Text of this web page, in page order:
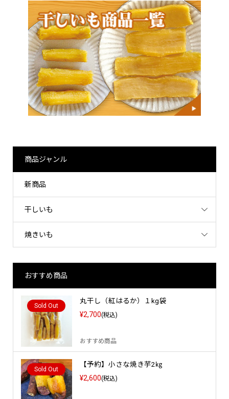
商品ジャンル
新商品
干しいも
焼きいも
おすすめ商品
Sold Out
丸干し（紅はるか）１kg袋
¥2,700(税込)
おすすめ商品
Sold Out
【予約】小さな焼き芋2㎏
¥2,600(税込)